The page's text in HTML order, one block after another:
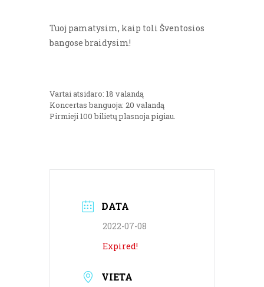
Tuoj pamatysim, kaip toli Šventosios
bangose braidysim!
Vartai atsidaro: 18 valandą
Koncertas banguoja: 20 valandą
Pirmieji 100 bilietų plasnoja pigiau.
DATA
2022-07-08
Expired!
VIETA